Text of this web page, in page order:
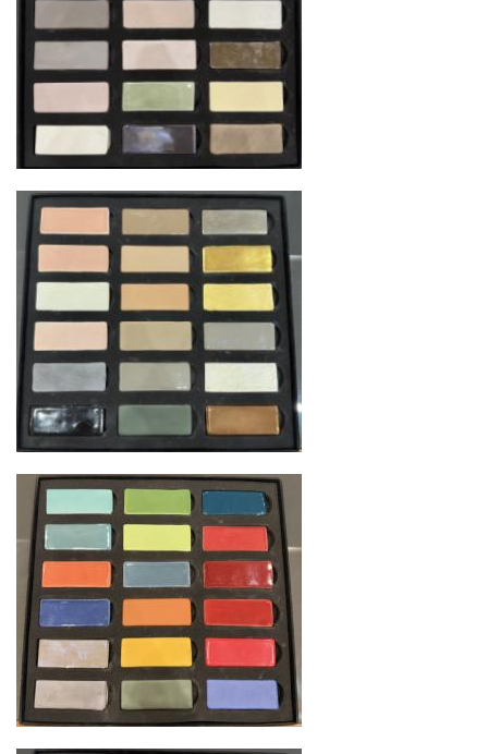
дней. Для Московской области сроки зависят
от удалённости объекта и варьируются от 5 до
10 рабочих дней. Возможна срочная доставка
при наличии свободных логистических
ресурсов.
качества
Каждый заказ отслеживается в режиме
реального времени через систему GPS-
мониторинга. Наша команда логистических
специалистов с опытом работы в
международной доставке обеспечивает
полную сохранность груза, соблюдение
температурного режима и защиту от
механических повреждений на всех этапах
маршрута.
Страхование грузаВсе международные
поставки застрахованы в соответствии с
международными стандартами. Клиенты могут
выбрать дополнительное страхование для
критичных партий товара.